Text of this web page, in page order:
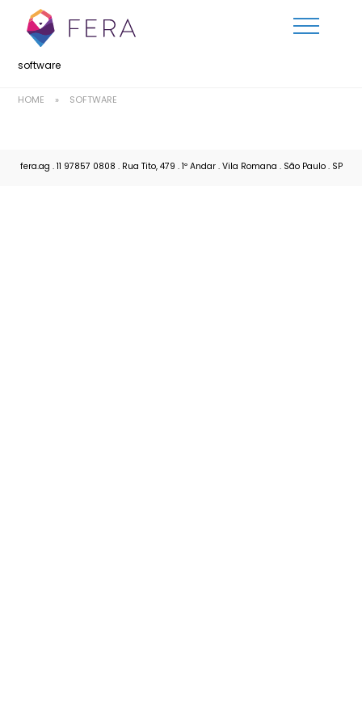
software
HOME » SOFTWARE
fera.ag . 11 97857 0808 . Rua Tito, 479 . 1º Andar . Vila Romana . São Paulo . SP